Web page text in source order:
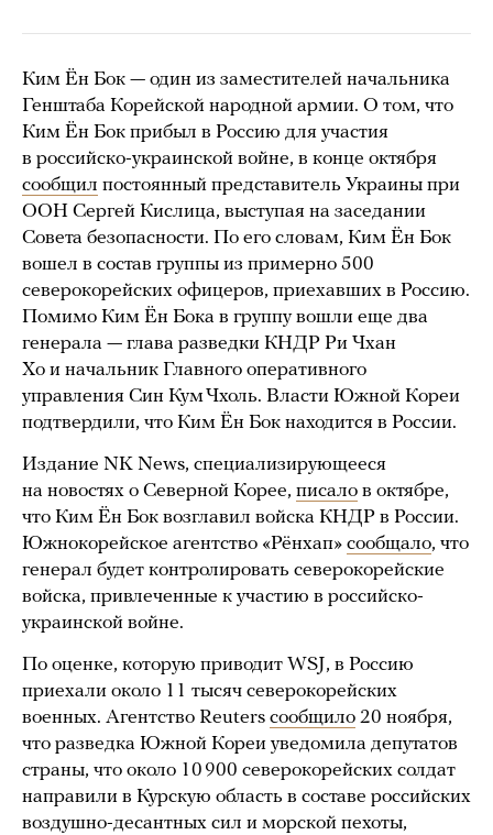
Ким Ён Бок — один из заместителей начальника
Генштаба Корейской народной армии. О том, что
Ким Ён Бок прибыл в Россию для участия
в российско-украинской войне, в конце октября
сообщил постоянный представитель Украины при
ООН Сергей Кислица, выступая на заседании
Совета безопасности. По его словам, Ким Ён Бок
вошел в состав группы из примерно 500
северокорейских офицеров, приехавших в Россию.
Помимо Ким Ён Бока в группу вошли еще два
генерала — глава разведки КНДР Ри Чхан
Хо и начальник Главного оперативного
управления Син Кум Чхоль. Власти Южной Кореи
подтвердили, что Ким Ён Бок находится в России.
Издание NK News, специализирующееся
на новостях о Северной Корее, писало в октябре,
что Ким Ён Бок возглавил войска КНДР в России.
Южнокорейское агентство «Рёнхап» сообщало, что
генерал будет контролировать северокорейские
войска, привлеченные к участию в российско-
украинской войне.
По оценке, которую приводит WSJ, в Россию
приехали около 11 тысяч северокорейских
военных. Агентство Reuters сообщило 20 ноября,
что разведка Южной Кореи уведомила депутатов
страны, что около 10 900 северокорейских солдат
направили в Курскую область в составе российских
воздушно-десантных сил и морской пехоты,